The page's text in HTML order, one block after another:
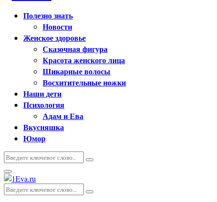
Полезно знать
Новости
Женское здоровье
Сказочная фигура
Красота женского лица
Шикарные волосы
Восхитительные ножки
Наши дети
Психология
Адам и Ева
Вкусняшка
Юмор
Искать:
Поиск
Основное
меню
Искать:
Поиск